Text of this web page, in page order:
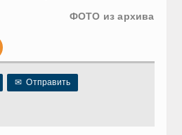
ФОТО из архива
✉ Отправить